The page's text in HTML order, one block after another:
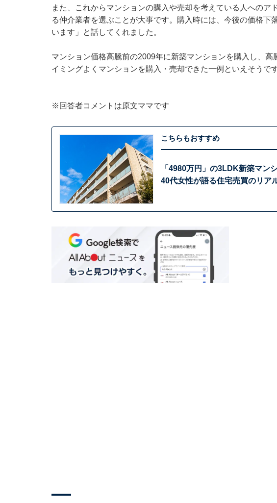
また、これからマンションの購入や売却を考えている人へのア
る仲介業者を選ぶことが大事です。購入時には、今後の価格下
います」と話してくれました。
マンション価格高騰前の2009年に新築マンションを購入し、
イミングよくマンションを購入・売却できた一例といえそうです
※回答者コメントは原文ママです
こちらもおすすめ
「4980万円」の3LDK新築マン
40代女性が語る住宅売買のリア